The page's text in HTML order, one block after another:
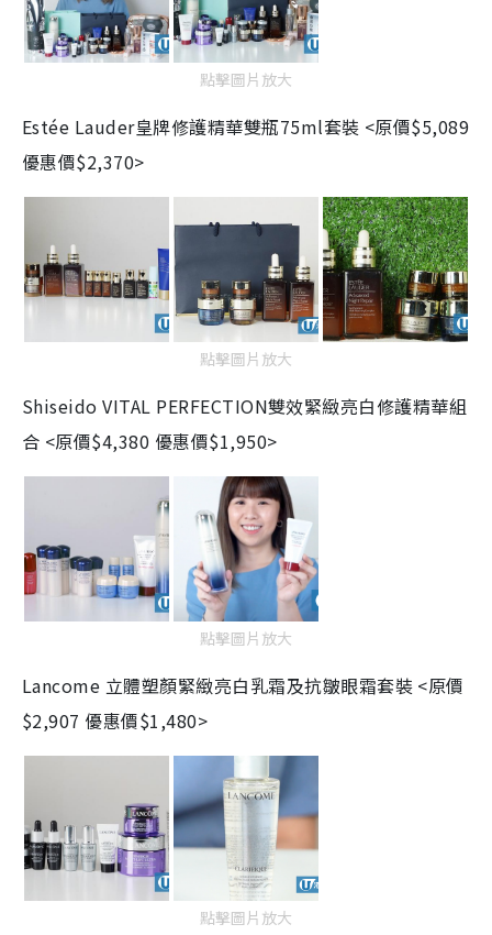
點擊圖片放大
Estée Lauder皇牌修護精華雙瓶75ml套裝 <原價$5,089
優惠價$2,370>
點擊圖片放大
Shiseido VITAL PERFECTION雙效緊緻亮白修護精華組
合 <原價$4,380 優惠價$1,950>
點擊圖片放大
Lancome 立體塑顏緊緻亮白乳霜及抗皺眼霜套裝 <原價
$2,907 優惠價$1,480>
點擊圖片放大